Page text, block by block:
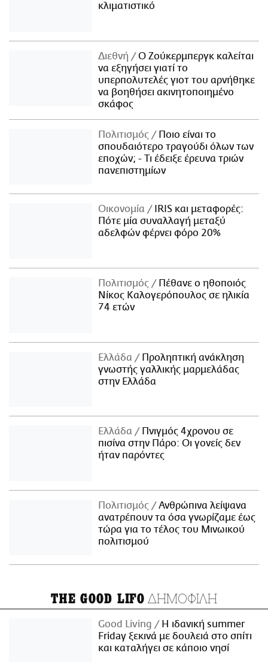
κλιματιστικό
Διεθνή
Ο Ζούκερμπεργκ καλείται
να εξηγήσει γιατί το
υπερπολυτελές γιοτ του αρνήθηκε
να βοηθήσει ακινητοποιημένο
σκάφος
Πολιτισμός
Ποιο είναι το
σπουδαιότερο τραγούδι όλων των
εποχών; - Τι έδειξε έρευνα τριών
πανεπιστημίων
Οικονομία
IRIS και μεταφορές:
Πότε μία συναλλαγή μεταξύ
αδελφών φέρνει φόρο 20%
Πολιτισμός
Πέθανε ο ηθοποιός
Νίκος Καλογερόπουλος σε ηλικία
74 ετών
Ελλάδα
Προληπτική ανάκληση
γνωστής γαλλικής μαρμελάδας
στην Ελλάδα
Ελλάδα
Πνιγμός 4χρονου σε
πισίνα στην Πάρο: Οι γονείς δεν
ήταν παρόντες
Πολιτισμός
Ανθρώπινα λείψανα
ανατρέπουν τα όσα γνωρίζαμε έως
τώρα για το τέλος του Μινωικού
πολιτισμού
THE GOOD LIFO ΔΗΜΟΦΙΛΗ
Good Living
Η ιδανική summer
Friday ξεκινά με δουλειά στο σπίτι
και καταλήγει σε κάποιο νησί